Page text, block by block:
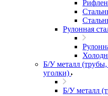
Рулонная
Б/У металл
уголки)
Б/У металл